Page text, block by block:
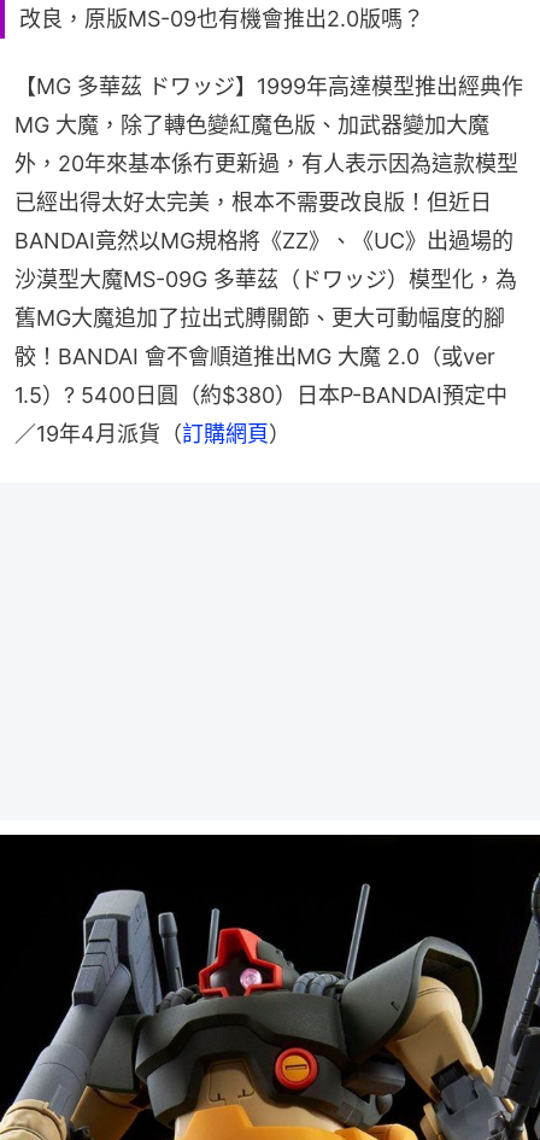
改良，原版MS-09也有機會推出2.0版嗎？
【MG 多華茲 ドワッジ】1999年高達模型推出經典作
MG 大魔，除了轉色變紅魔色版、加武器變加大魔
外，20年來基本係冇更新過，有人表示因為這款模型
已經出得太好太完美，根本不需要改良版！但近日
BANDAI竟然以MG規格將《ZZ》、《UC》出過場的
沙漠型大魔MS-09G 多華茲（ドワッジ）模型化，為
舊MG大魔追加了拉出式膊關節、更大可動幅度的腳
骹！BANDAI 會不會順道推出MG 大魔 2.0（或ver
1.5）? 5400日圓（約$380）日本P-BANDAI預定中
／19年4月派貨（訂購網頁）